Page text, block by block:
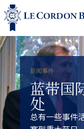
新闻事件
蓝带国
处
总有一些事件